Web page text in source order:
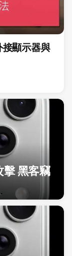
顯示器與
擊 黑客竊